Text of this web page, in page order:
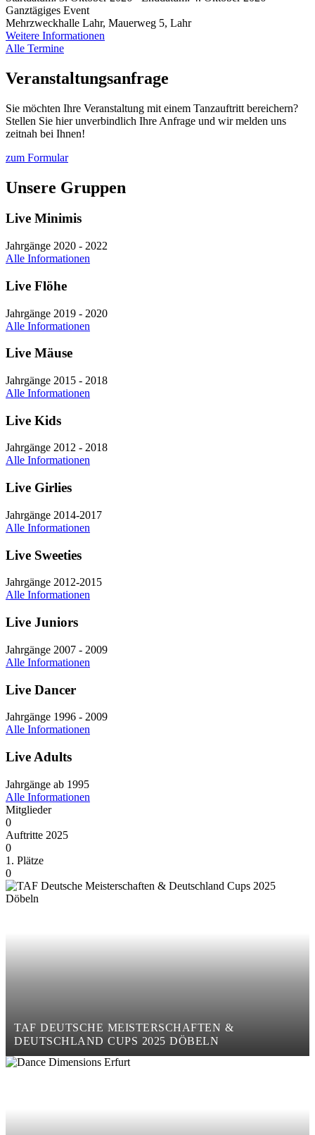
Ganztägiges Event
Mehrzweckhalle Lahr, Mauerweg 5, Lahr
Weitere Informationen
Alle Termine
Veranstaltungsanfrage
Sie möchten Ihre Veranstaltung mit einem Tanzauftritt bereichern?
Stellen Sie hier unverbindlich Ihre Anfrage und wir melden uns
zeitnah bei Ihnen!
zum Formular
Unsere Gruppen
Live Minimis
Jahrgänge 2020 - 2022
Alle Informationen
Live Flöhe
Jahrgänge 2019 - 2020
Alle Informationen
Live Mäuse
Jahrgänge 2015 - 2018
Alle Informationen
Live Kids
Jahrgänge 2012 - 2018
Alle Informationen
Live Girlies
Jahrgänge 2014-2017
Alle Informationen
Live Sweeties
Jahrgänge 2012-2015
Alle Informationen
Live Juniors
Jahrgänge 2007 - 2009
Alle Informationen
Live Dancer
Jahrgänge 1996 - 2009
Alle Informationen
Live Adults
Jahrgänge ab 1995
Alle Informationen
Mitglieder
0
Auftritte 2025
0
1. Plätze
0
TAF DEUTSCHE MEISTERSCHAFTEN &
DEUTSCHLAND CUPS 2025 DÖBELN